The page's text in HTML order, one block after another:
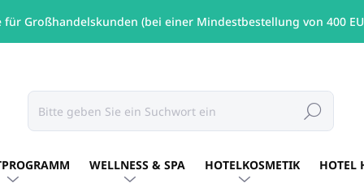
für Großhandelskunden (bei einer Mindestbestellung von 400
Suchen
WELLNESS & SPA HOTELKOSMETIK HOTEL